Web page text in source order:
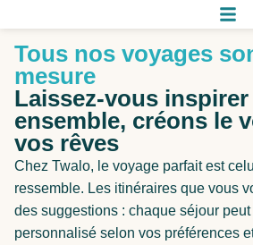
Tous nos voyages
mesure
Laissez-vous inspirer
ensemble, créons le
vos rêves
Chez Twalo, le voyage parfait est
ressemble. Les itinéraires que vous
des suggestions : chaque séjour
personnalisé selon vos préférences